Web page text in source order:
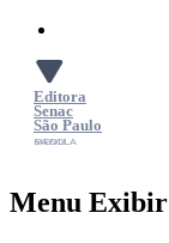
o
Conteúdo
Editora
Senac
São Paulo
SACOLA
MENU
Menu Exibir